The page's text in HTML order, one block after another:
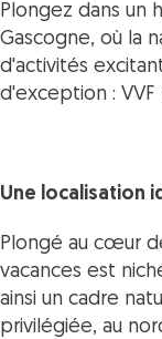
Plongez dans un
Gascogne, où la
d'activités
d'exception : VVF
Une localisation
Plongé au cœur
vacances est
ainsi un cadre
privilégiée, au